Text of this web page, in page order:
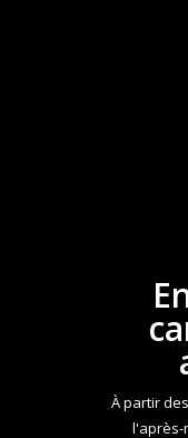
À partir
l'après-